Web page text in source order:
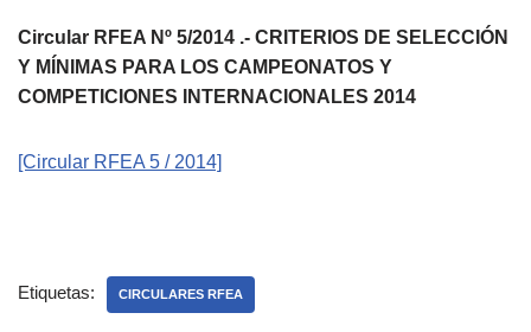
Circular RFEA Nº 5/2014 .- CRITERIOS DE SELECCIÓN
Y MÍNIMAS PARA LOS CAMPEONATOS Y
COMPETICIONES INTERNACIONALES 2014
[Circular RFEA 5 / 2014]
Etiquetas: CIRCULARES RFEA